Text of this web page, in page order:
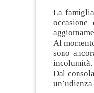
La
Al
sono
incolumità.
Dal